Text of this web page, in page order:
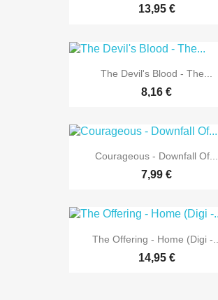
13,95 €
The Devil's Blood - The...
8,16 €
Courageous - Downfall Of...
7,99 €
The Offering - Home (Digi -...
14,95 €